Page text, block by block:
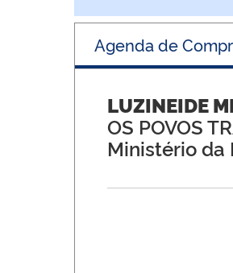
Agenda de
LUZINEIDE
OS POVOS
Ministério da